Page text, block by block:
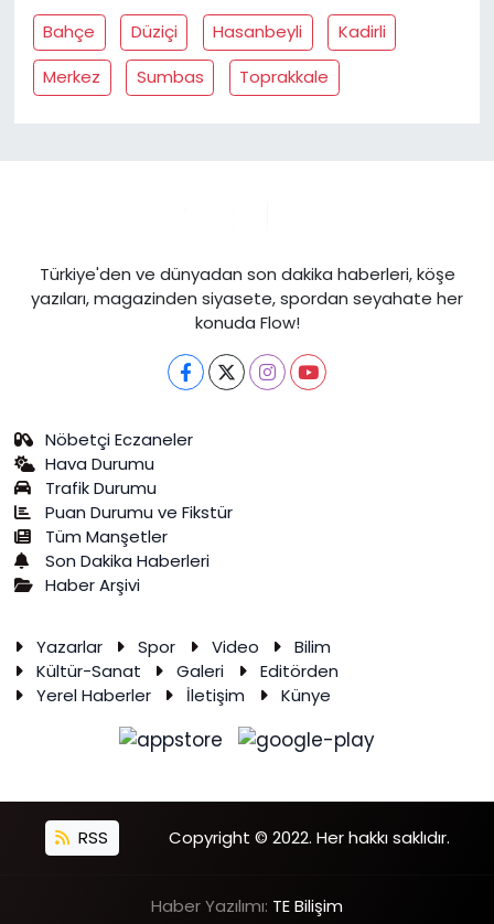
Bahçe Düziçi Hasanbeyli
Kadirli
Merkez
Sumbas Toprakkale
Türkiye'den ve dünyadan son dakika haberleri, köşe
yazıları, magazinden siyasete, spordan seyahate her
konuda Flow!
Nöbetçi Eczaneler
Hava Durumu
Trafik Durumu
Puan Durumu ve Fikstür
Tüm Manşetler
Son Dakika Haberleri
Haber Arşivi
Yazarlar Spor Video
Bilim
Kültür-Sanat
Galeri
Editörden
Yerel Haberler
İletişim Künye
RSS Copyright © 2022. Her hakkı saklıdır.
Haber Yazılımı: TE Bilişim